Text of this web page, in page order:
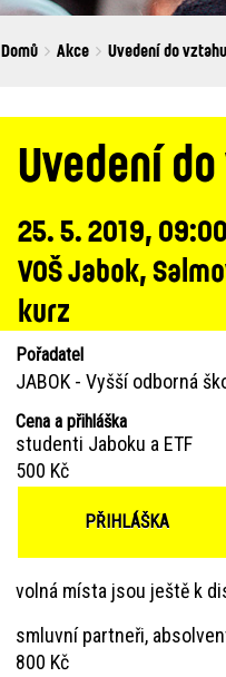
Breadcrumbs
You
Domů Akce Uvedení do
Uvedení
25. 5. 2019,
VOŠ Jabok,
kurz
Pořadatel
JABOK - Vyšší odborná
Cena a přihláška
studenti Jaboku a ETF
500 Kč
PŘIHLÁŠKA
volná místa jsou ještě k
smluvní partneři,
800 Kč